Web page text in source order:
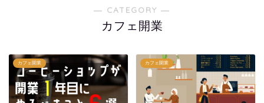
― CATEGORY ―
カフェ開業
カフェ開業 カフェ開業